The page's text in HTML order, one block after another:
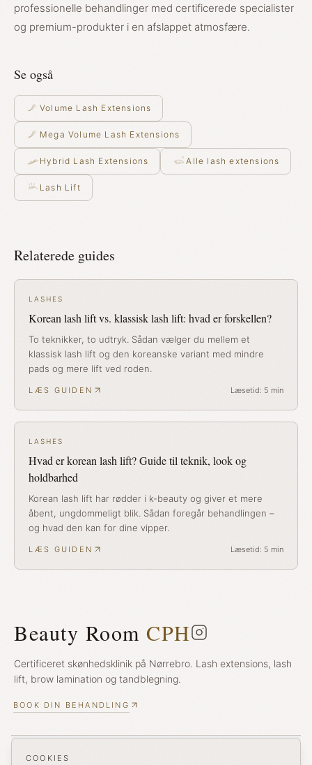
professionelle behandlinger med certificerede specialister
og premium-produkter i en afslappet atmosfære.
Se også
Volume Lash Extensions
Mega Volume Lash Extensions
Hybrid Lash Extensions Alle lash extensions
Lash Lift
Relaterede guides
LASHES
Korean lash lift vs. klassisk lash lift: hvad er forskellen?
To teknikker, to udtryk. Sådan vælger du mellem et
klassisk lash lift og den koreanske variant med mindre
pads og mere lift ved roden.
LÆS GUIDEN Læsetid: 5 min
LASHES
Hvad er korean lash lift? Guide til teknik, look og
holdbarhed
Korean lash lift har rødder i k-beauty og giver et mere
åbent, ungdommeligt blik. Sådan foregår behandlingen –
og hvad den kan for dine vipper.
LÆS GUIDEN Læsetid: 5 min
Beauty Room CPH
Certificeret skønhedsklinik på Nørrebro. Lash extensions, lash
lift, brow lamination og tandblegning.
BOOK DIN BEHANDLING
Behandlinger
COOKIES